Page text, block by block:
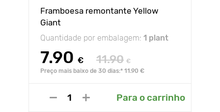
Framboesa remontante Yellow
Giant
Quantidade por embalagem: 1 plant
7.90 € 11.90 €
Preço mais baixo de 30 dias:* 11.90 €
Para o carrinho